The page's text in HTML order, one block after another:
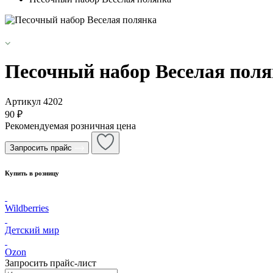
Песочный набор Веселая
Артикул 4202
90 ₽
Рекомендуемая розничная цена
Запросить прайс
Купить в розницу
Wildberries
Детский мир
Ozon
Запросить прайс-лист